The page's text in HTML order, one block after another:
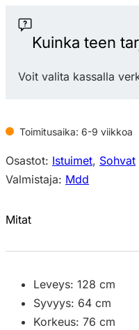
2-
istuttava
määrä
Kuinka teen
Voit valita kassalla
Toimitusaika: 6-9 viikkoa
Osastot: Istuimet, Sohvat
Valmistaja: Mdd
Mitat
Leveys: 128 cm
Syvyys: 64 cm
Korkeus: 76 cm